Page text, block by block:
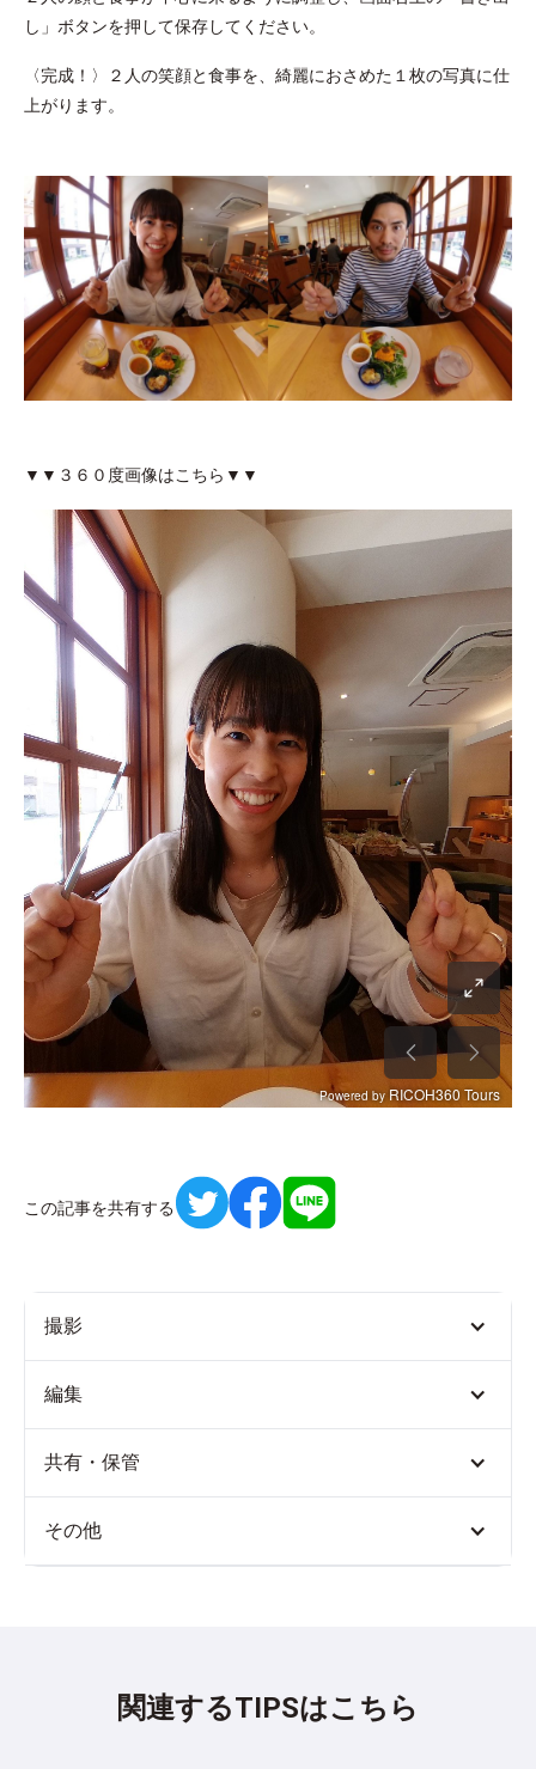
し」ボタンを押して保存してください。
〈完成！〉２人の笑顔と食事を、綺麗におさめた１枚の写真に仕
上がります。
▼▼３６０度画像はこちら▼▼
この記事を共有する
撮影
編集
共有・保管
その他
関連するTIPSはこちら